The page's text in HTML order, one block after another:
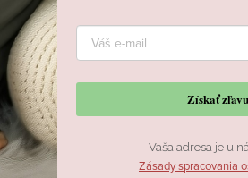
Získať
Vaša adresa je u
Zásady spracovania